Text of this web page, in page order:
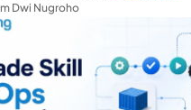
Dwi Nugroho